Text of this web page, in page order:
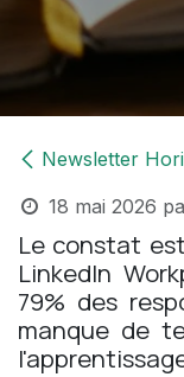
Newsletter
18 mai 2026
Le constat
LinkedIn
79% des
manque de